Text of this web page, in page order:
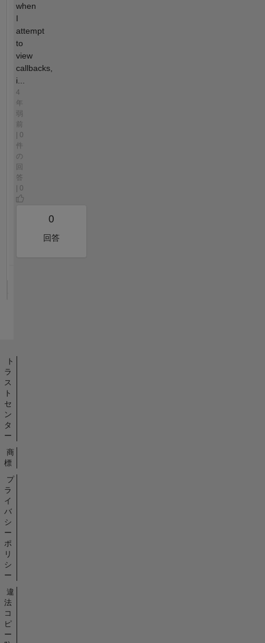
when
I
attempt
to
view
callbacks,
i...
4
年
弱
前
| 0
件
の
回
答
| 0
0
回答
ト
ラ
ス
ト
セ
ン
タ
ー
商
標
プ
ラ
イ
バ
シ
ー
ポ
リ
シ
ー
違
法
コ
ピ
ー